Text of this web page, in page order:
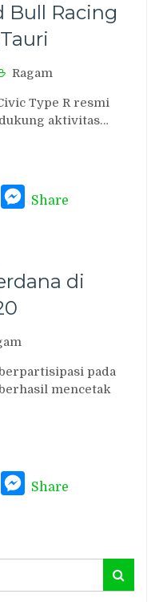
Bull Racing
Ragam
Type R resmi
aktivitas…
TelegramMessenger
Share
di
pada
mencetak
TelegramMessenger
Share
Search